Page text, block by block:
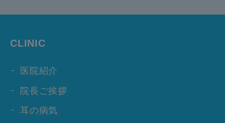
CLINIC
医院紹介
院長ご挨拶
耳の病気